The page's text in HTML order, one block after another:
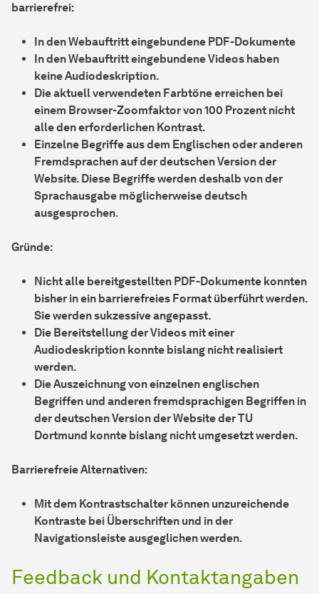
barrierefrei:
In den Webauftritt eingebundene PDF-Dokumente
In den Webauftritt eingebundene Videos haben
keine Audiodeskription.
Die aktuell verwendeten Farbtöne erreichen bei
einem Browser-Zoomfaktor von 100 Prozent nicht
alle den erforderlichen Kontrast.
Einzelne Begriffe aus dem Englischen oder anderen
Fremdsprachen auf der deutschen Version der
Website. Diese Begriffe werden deshalb von der
Sprachausgabe möglicherweise deutsch
ausgesprochen.
Gründe:
Nicht alle bereitgestellten PDF-Dokumente konnten
bisher in ein barrierefreies Format überführt werden.
Sie werden sukzessive angepasst.
Die Bereitstellung der Videos mit einer
Audiodeskription konnte bislang nicht realisiert
werden.
Die Auszeichnung von einzelnen englischen
Begriffen und anderen fremdsprachigen Begriffen in
der deutschen Version der Website der TU
Dortmund konnte bislang nicht umgesetzt werden.
Barrierefreie Alternativen:
Mit dem Kontrastschalter können unzureichende
Kontraste bei Überschriften und in der
Navigationsleiste ausgeglichen werden.
Feedback und Kontaktangaben